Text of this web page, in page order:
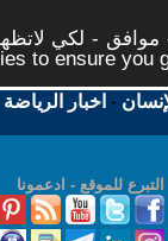
- لكي
to ensure you
- اخبار الرياضة
التبرع للموقع - ادعمونا